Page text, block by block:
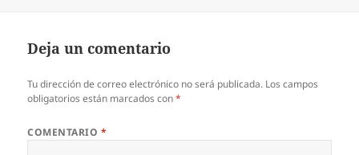
Deja un comentario
Tu dirección de correo electrónico no será publicada. Los campos
obligatorios están marcados con*
COMENTARIO *